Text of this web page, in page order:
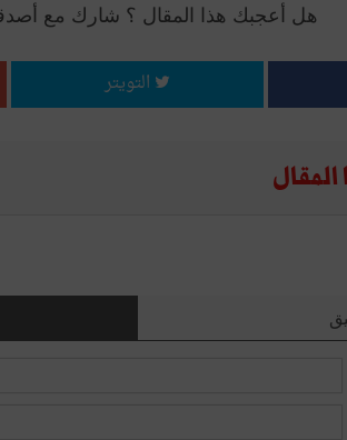
هل أعجبك هذا المقال ؟ شارك مع
التويتر